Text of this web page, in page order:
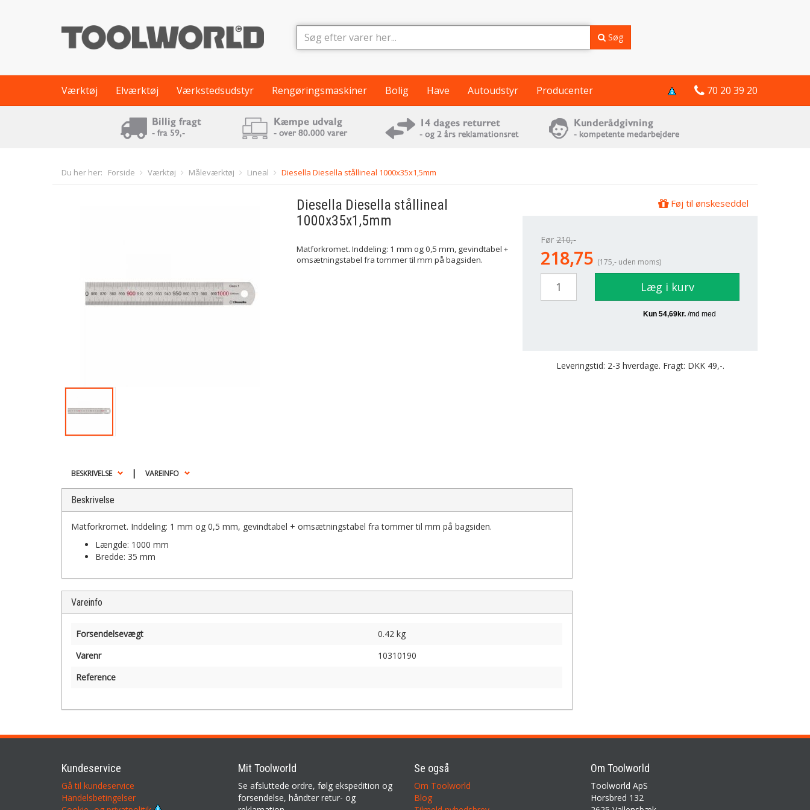
Søg
Værktøj Elværktøj Værkstedsudstyr Rengøringsmaskiner Bolig Have Autoudstyr Producenter 70 20 39 20
Du her her: Forside Værktøj Måleværktøj Lineal Diesella Diesella stållineal 1000x35x1,5mm
Diesella Diesella stållineal
1000x35x1,5mm
Matforkromet. Inddeling: 1 mm og 0,5 mm, gevind­tabel +
omsætningstabel fra tommer til mm på bagsiden.
Føj til ønskeseddel
Før 210,-
218,75 (175,- uden moms)
Læg i kurv
Leveringstid: 2-3 hverdage. Fragt: DKK 49,-.
BESKRIVELSE | VAREINFO
Beskrivelse
Matforkromet. Inddeling: 1 mm og 0,5 mm, gevind­tabel + omsætningstabel fra tommer til mm på bagsiden.
Længde: 1000 mm
Bredde: 35 mm
Vareinfo
Forsendelsevægt
0.42 kg
Varenr
10310190
Reference
Kundeservice
Gå til kundeservice
Handelsbetingelser
Mit Toolworld
Se afsluttede ordre, følg ekspedition og
forsendelse, håndter retur- og
Se også
Om Toolworld
Blog
Om Toolworld
Toolworld ApS
Horsbred 132